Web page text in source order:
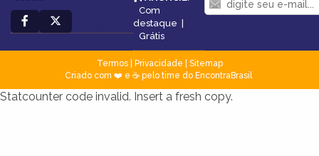
Com
destaque |
Grátis
Termos| Privacidade
Sitemap
Criado com ❤️ e ☕ pelo time do EncontraBrasil
Statcounter code invalid. Insert a fresh copy.